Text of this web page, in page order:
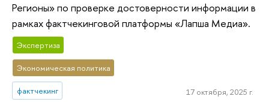
Регионы» по проверке достоверности информации в
рамках фактчекинговой платформы «Лапша Медиа».
Экспертиза
Экономическая политика
фактчекинг 17 октября, 2025 г.